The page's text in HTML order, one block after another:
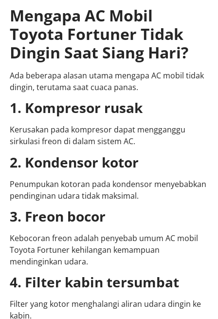
Mengapa AC Mobil
Toyota Fortuner Tidak
Dingin Saat Siang Hari?
Ada beberapa alasan utama mengapa AC mobil tidak
dingin, terutama saat cuaca panas.
1. Kompresor rusak
Kerusakan pada kompresor dapat mengganggu
sirkulasi freon di dalam sistem AC.
2. Kondensor kotor
Penumpukan kotoran pada kondensor menyebabkan
pendinginan udara tidak maksimal.
3. Freon bocor
Kebocoran freon adalah penyebab umum AC mobil
Toyota Fortuner kehilangan kemampuan
mendinginkan udara.
4. Filter kabin tersumbat
Filter yang kotor menghalangi aliran udara dingin ke
kabin.